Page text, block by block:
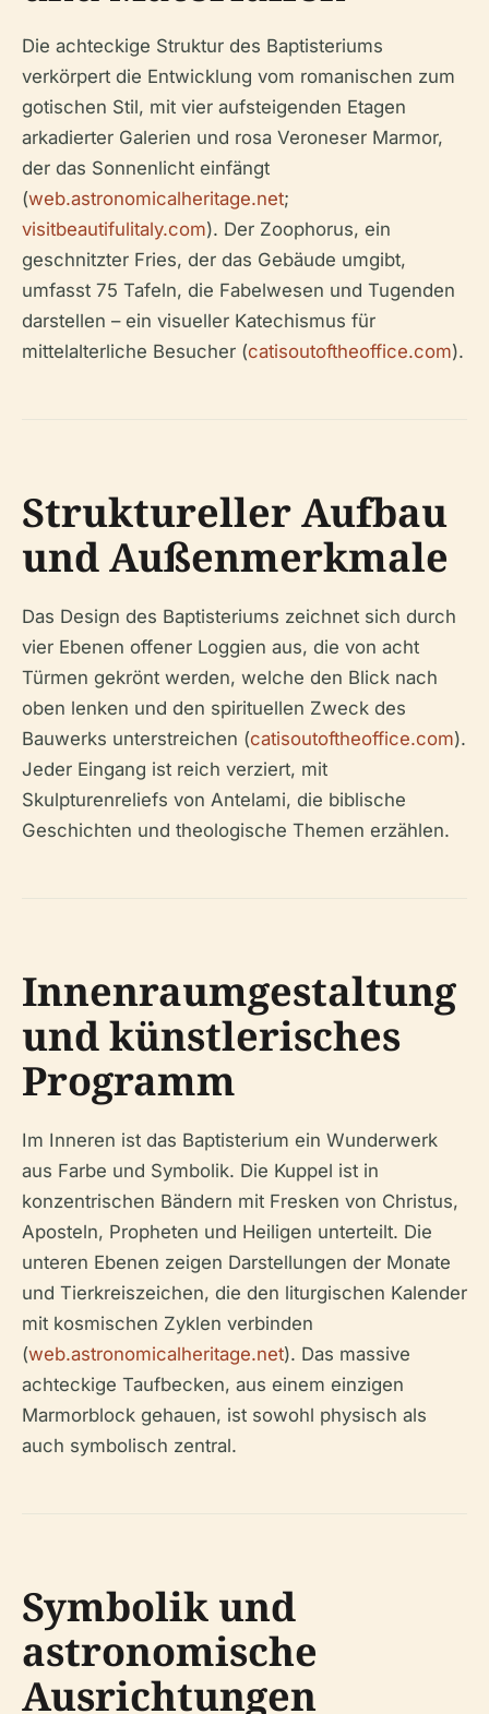
Die achteckige Struktur des Baptisteriums
verkörpert die Entwicklung vom romanischen zum
gotischen Stil, mit vier aufsteigenden Etagen
arkadierter Galerien und rosa Veroneser Marmor,
der das Sonnenlicht einfängt
(web.astronomicalheritage.net;
visitbeautifulitaly.com). Der Zoophorus, ein
geschnitzter Fries, der das Gebäude umgibt,
umfasst 75 Tafeln, die Fabelwesen und Tugenden
darstellen – ein visueller Katechismus für
mittelalterliche Besucher (catisoutoftheoffice.com).
Struktureller Aufbau
und Außenmerkmale
Das Design des Baptisteriums zeichnet sich durch
vier Ebenen offener Loggien aus, die von acht
Türmen gekrönt werden, welche den Blick nach
oben lenken und den spirituellen Zweck des
Bauwerks unterstreichen (catisoutoftheoffice.com).
Jeder Eingang ist reich verziert, mit
Skulpturenreliefs von Antelami, die biblische
Geschichten und theologische Themen erzählen.
Innenraumgestaltung
und künstlerisches
Programm
Im Inneren ist das Baptisterium ein Wunderwerk
aus Farbe und Symbolik. Die Kuppel ist in
konzentrischen Bändern mit Fresken von Christus,
Aposteln, Propheten und Heiligen unterteilt. Die
unteren Ebenen zeigen Darstellungen der Monate
und Tierkreiszeichen, die den liturgischen Kalender
mit kosmischen Zyklen verbinden
(web.astronomicalheritage.net). Das massive
achteckige Taufbecken, aus einem einzigen
Marmorblock gehauen, ist sowohl physisch als
auch symbolisch zentral.
Symbolik und
astronomische
Ausrichtungen